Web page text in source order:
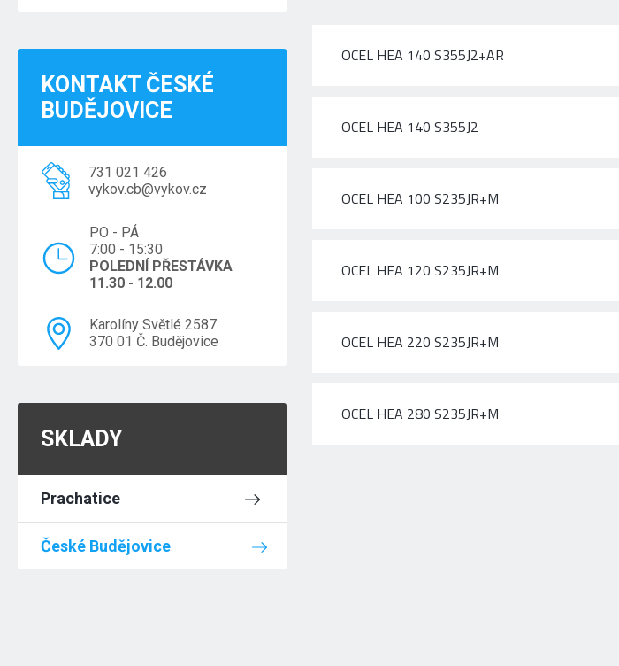
KONTAKT ČESKÉ
BUDĚJOVICE
731 021 426
vykov.cb@vykov.cz
PO - PÁ
7:00 - 15:30
POLEDNÍ PŘESTÁVKA
11.30 - 12.00
Karolíny Světlé 2587
370 01 Č. Budějovice
SKLADY
Prachatice
České Budějovice
OCEL HEA 140 S355J2+AR
OCEL HEA 140 S355J2
OCEL HEA 100 S235JR+M
OCEL HEA 120 S235JR+M
OCEL HEA 220 S235JR+M
OCEL HEA 280 S235JR+M